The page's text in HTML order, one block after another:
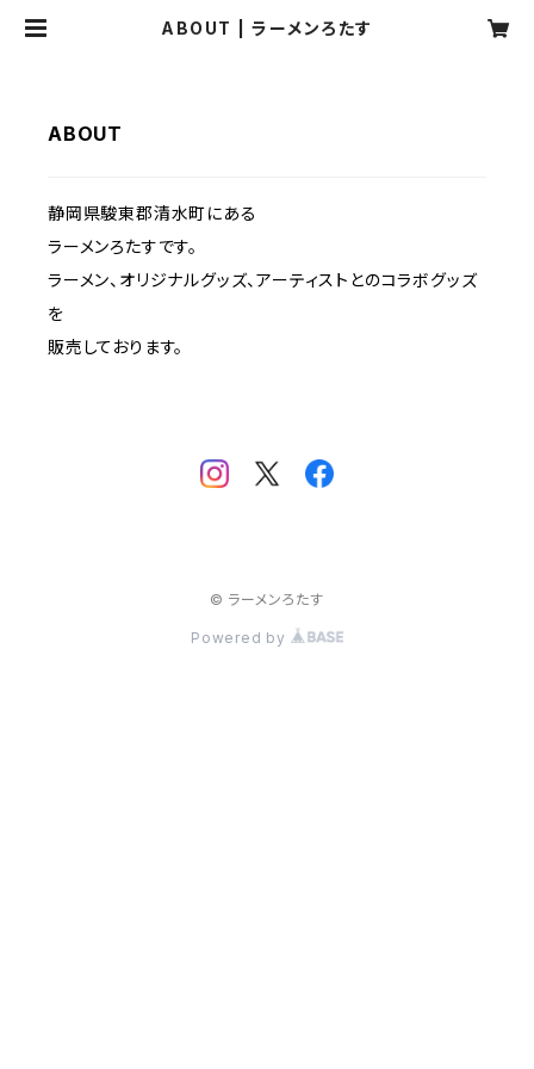
ABOUT | ラーメンろたす
ABOUT
静岡県駿東郡清水町にある
ラーメンろたすです。
ラーメン、オリジナルグッズ、アーティストとのコラボグッズ
を
販売しております。
© ラーメンろたす
Powered by